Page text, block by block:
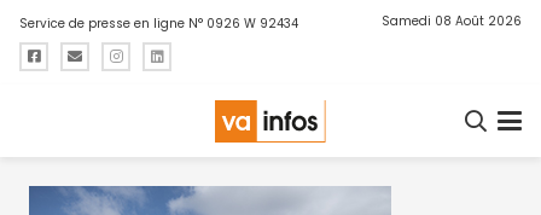
Service de presse en ligne N° 0926 W 92434 Samedi 08 Août 2026